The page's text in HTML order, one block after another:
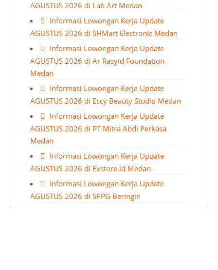
AGUSTUS 2026 di Lab Art Medan
Informasi Lowongan Kerja Update
AGUSTUS 2026 di SHMart Electronic Medan
Informasi Lowongan Kerja Update
AGUSTUS 2026 di Ar Rasyid Foundation
Medan
Informasi Lowongan Kerja Update
AGUSTUS 2026 di Eccy Beauty Studio Medan
Informasi Lowongan Kerja Update
AGUSTUS 2026 di PT Mitra Abdi Perkasa
Medan
Informasi Lowongan Kerja Update
AGUSTUS 2026 di Exstore.id Medan
Informasi Lowongan Kerja Update
AGUSTUS 2026 di SPPG Beringin